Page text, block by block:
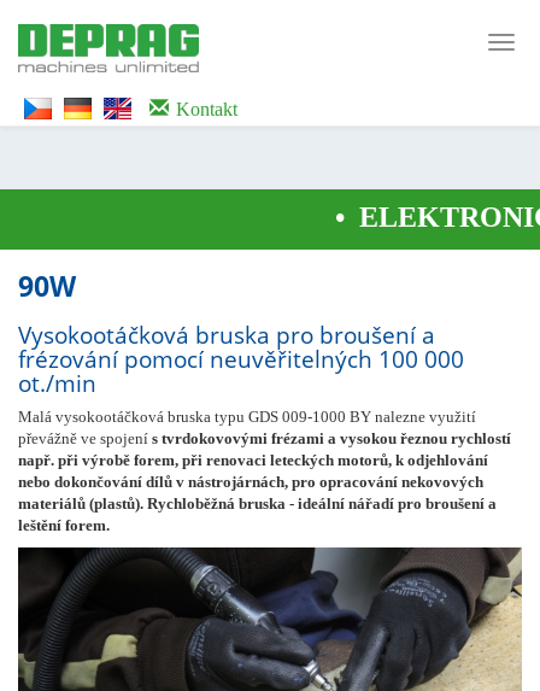
WTG9QS7C" height="0" width="0" style="display:none;visibility:hidden">
</iframe></noscript>
Kontakt
•
90W
Vysokootáčková bruska pro broušení a
frézování pomocí neuvěřitelných 100 000
ot./min
Malá vysokootáčková bruska typu GDS 009-1000 BY nalezne využití
převážně ve spojení s tvrdokovovými frézami a vysokou řeznou rychlostí
např. při výrobě forem, při renovaci leteckých motorů, k odjehlování
nebo dokončování dílů v nástrojárnách, pro opracování nekovových
materiálů (plastů). Rychloběžná bruska - ideální nářadí pro broušení a
leštění forem.